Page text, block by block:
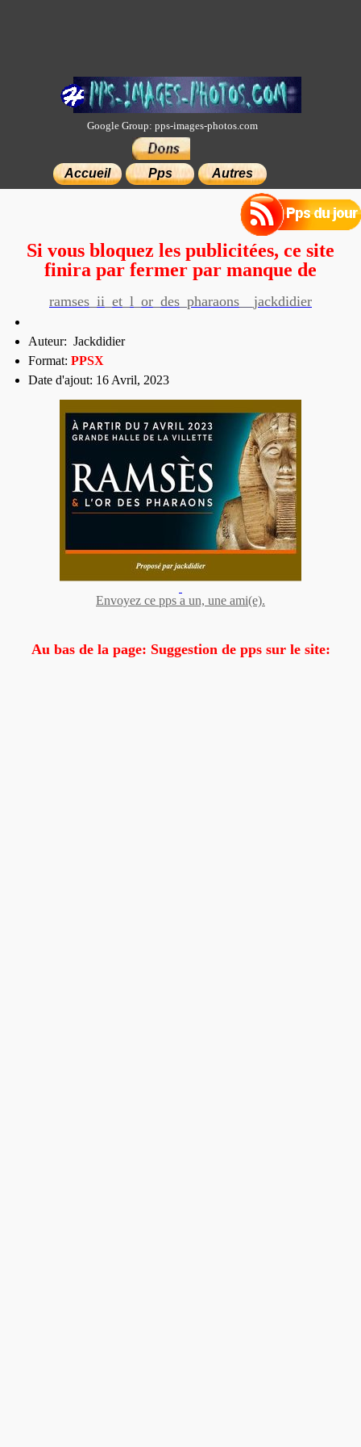
Accueil Pps Autres
Google Group: pps-images-photos.com
×
Si vous bloquez les publicitées, ce site
finira par fermer par manque de
ramses_ii_et_l_or_des_pharaons__jackdidier
Auteur: Jackdidier
Format: PPSX
Date d'ajout: 16 Avril, 2023
Envoyez ce pps a un, une ami(e).
Au bas de la page: Suggestion de pps sur le site: